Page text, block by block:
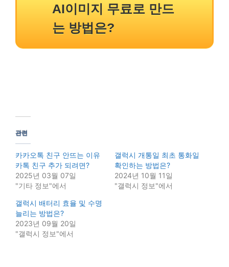
AI이미지 무료로 만드
는 방법은?
관련
카카오톡 친구 안뜨는 이유
카톡 친구 추가 되려면?
2025년 03월 07일
"기타 정보"에서
갤럭시 개통일 최초 통화일
확인하는 방법은?
2024년 10월 11일
"갤럭시 정보"에서
갤럭시 배터리 효율 및 수명
늘리는 방법은?
2023년 09월 20일
"갤럭시 정보"에서